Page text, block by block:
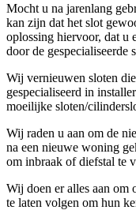
Mocht u na jarenlang
kan zijn dat het slot
oplossing hiervoor, dat u
door de gespecialiseerde
Wij vernieuwen sloten
gespecialiseerd in
moeilijke sloten/
Wij raden u aan om de
na een nieuwe woning
om inbraak of diefstal te
Wij doen er alles aan om
te laten volgen om hun